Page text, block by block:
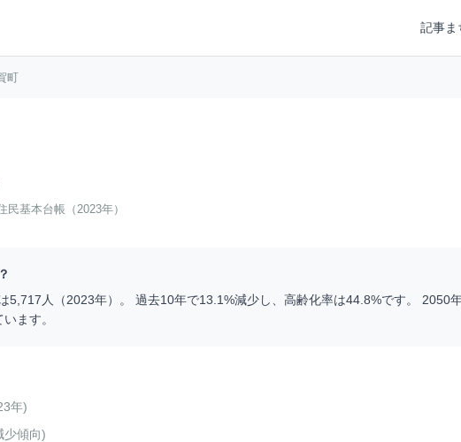
記事
町
民基本台帳（2023年）
5,717 人（2023年）。 過去10年で13.1%減少し、高齢化率は44.8%です。 2050
ます。
年)
少傾向)